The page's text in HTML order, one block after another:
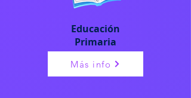
Educación
Primaria
Más info